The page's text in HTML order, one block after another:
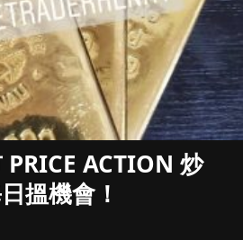
ACTION 炒
搵機會！